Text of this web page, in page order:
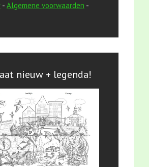
- Algemene voorwaarden -
nieuw + legenda!